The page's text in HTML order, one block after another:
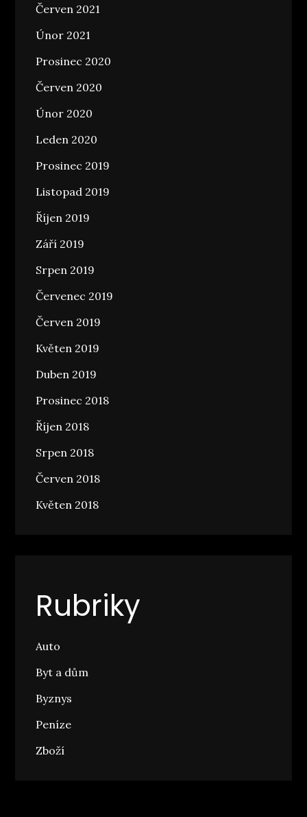
Červen 2021
Únor 2021
Prosinec 2020
Červen 2020
Únor 2020
Leden 2020
Prosinec 2019
Listopad 2019
Říjen 2019
Září 2019
Srpen 2019
Červenec 2019
Červen 2019
Květen 2019
Duben 2019
Prosinec 2018
Říjen 2018
Srpen 2018
Červen 2018
Květen 2018
Rubriky
Auto
Byt a dům
Byznys
Peníze
Zboží